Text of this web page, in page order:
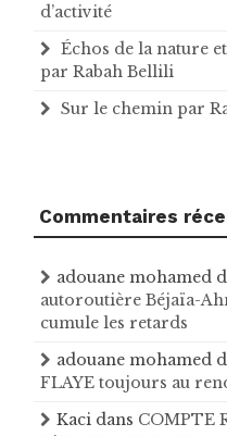
d’activité
Échos de la nature
par Rabah Bellili
Sur le chemin par
Commentaires
adouane mohamed
autoroutière Béjaïa-
cumule les retards
adouane mohamed
FLAYE toujours au
Kaci dans COMPTE